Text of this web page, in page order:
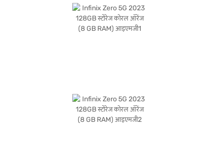
ऑपरेटिंग सिस्टम पर चलता है. 5000mAh की बैटरी यह सुनिश्चित करती है कि आप पूरे दिन पावर-
अप रहें. यह बजट-फ्रेंडली स्मार्टफोन उन लोगों के लिए आदर्श है जो बिना ज्यादा खर्च किए हाई-एंड
फीचर चाहते हैं. खरीदारी करने के लिए बजाज फाइनेंस पर विकल्पों के बारे में जानें या पार्टनर स्टोर पर
जाएं और Easy EMIs का लाभ उठाएं.